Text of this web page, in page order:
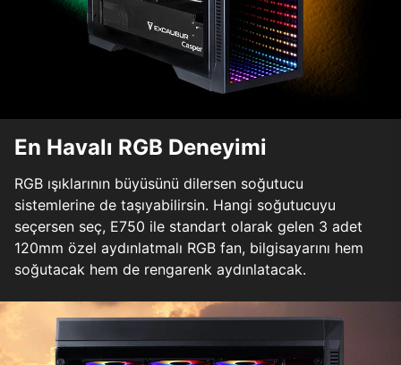
En Havalı RGB Deneyimi
RGB ışıklarının büyüsünü dilersen soğutucu
sistemlerine de taşıyabilirsin. Hangi soğutucuyu
seçersen seç, E750 ile standart olarak gelen 3 adet
120mm özel aydınlatmalı RGB fan, bilgisayarını hem
soğutacak hem de rengarenk aydınlatacak.